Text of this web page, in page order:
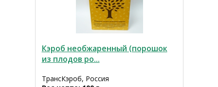
Кэроб необжаренный (порошок
из плодов ро...
ТрансКэроб, Россия